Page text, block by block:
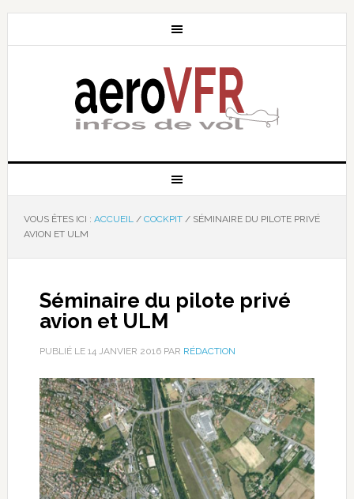
VOUS ÊTES ICI : ACCUEIL / COCKPIT /SÉMINAIRE DU PILOTE PRIVÉ
AVION ET ULM
Séminaire du pilote privé
avion et ULM
PUBLIÉ LE 14 JANVIER 2016PAR RÉDACTION